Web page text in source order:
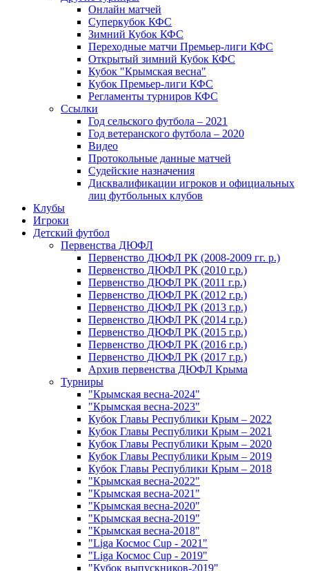
Онлайн матчей
Суперкубок КФС
Зимний Кубок КФС
Переходные матчи Премьер-лиги КФС
Открытый зимний Кубок КФС
Кубок "Крымская весна"
Кубок Премьер-лиги КФС
Регламенты турниров КФС
Ссылки
Год сельского футбола – 2021
Год ветеранского футбола – 2020
Видео
Протокольные данные матчей
Судейские назначения
Дисквалификации игроков и официальных
лиц футбольных клубов
Клубы
Игроки
Детский футбол
Первенства ДЮФЛ
Первенство ДЮФЛ РК (2008-2009 гг. р.)
Первенство ДЮФЛ РК (2010 г.р.)
Первенство ДЮФЛ РК (2011 г.р.)
Первенство ДЮФЛ РК (2012 г.р.)
Первенство ДЮФЛ РК (2013 г.р.)
Первенство ДЮФЛ РК (2014 г.р.)
Первенство ДЮФЛ РК (2015 г.р.)
Первенство ДЮФЛ РК (2016 г.р.)
Первенство ДЮФЛ РК (2017 г.р.)
Архив первенства ДЮФЛ Крыма
Турниры
"Крымская весна-2024"
"Крымская весна-2023"
Кубок Главы Республики Крым – 2022
Кубок Главы Республики Крым – 2021
Кубок Главы Республики Крым – 2020
Кубок Главы Республики Крым – 2019
Кубок Главы Республики Крым – 2018
"Крымская весна-2022"
"Крымская весна-2021"
"Крымская весна-2020"
"Крымская весна-2019"
"Крымская весна-2018"
"Liga Космос Cup - 2021"
"Liga Космос Cup - 2019"
"Кубок выпускников-2019"